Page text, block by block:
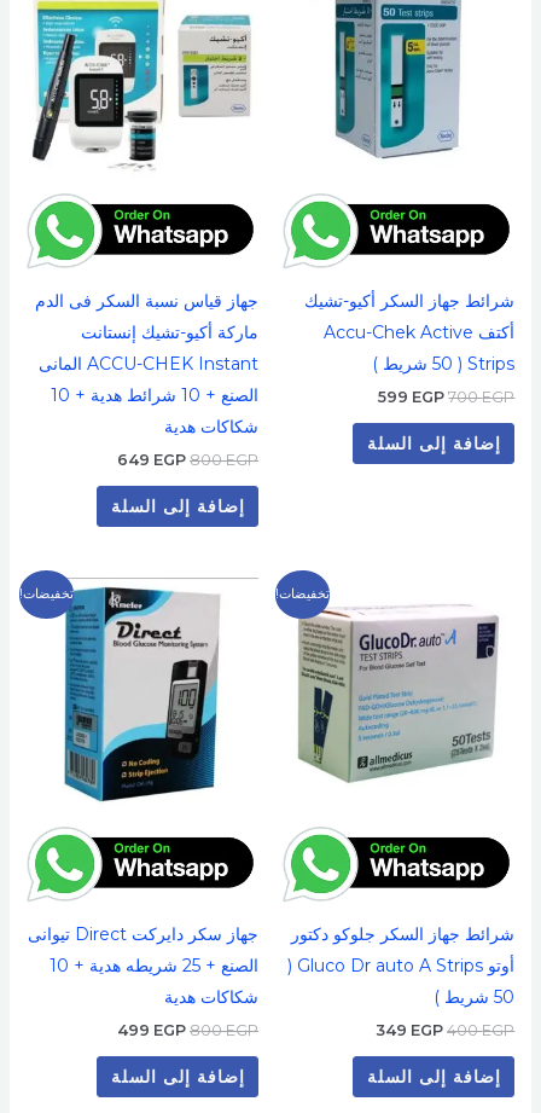
شرائط جهاز السكر أكيو-تشيك
أكتف Accu-Chek Active
Strips ( 50 شريط )
700EGP
700 EGP.
599 EGP
599 EGP.
إضافة إلى السلة
جهاز قياس نسبة السكر فى الدم
ماركة أكيو-تشيك إنستانت
ACCU-CHEK Instant المانى
الصنع + 10 شرائط هدية + 10
شكاكات هدية
800EGP
800 EGP.
649 EGP
649 EGP.
إضافة إلى السلة
تخفيضات!
شرائط جهاز السكر جلوكو دكتور
أوتو Gluco Dr auto A Strips (
50 شريط )
400EGP
الأصلي
هو:
400 EGP.
349 EGP
الحالي
هو:
349 EGP.
إضافة إلى السلة
تخفيضات!
جهاز سكر دايركت Direct تيوانى
الصنع + 25 شريطه هدية + 10
شكاكات هدية
800EGP
السعر
الأصلي
هو:
800 EGP.
499 EGP
السعر
الحالي
هو:
499 EGP.
إضافة إلى السلة